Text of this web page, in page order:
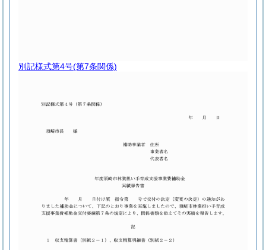
別記様式第4号(第7条関係)